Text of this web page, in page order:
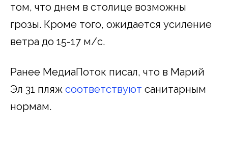
том, что днем в столице возможны
грозы. Кроме того, ожидается усиление
ветра до 15-17 м/с.
Ранее МедиаПоток писал, что в Марий
Эл 31 пляж соответствуют санитарным
нормам.